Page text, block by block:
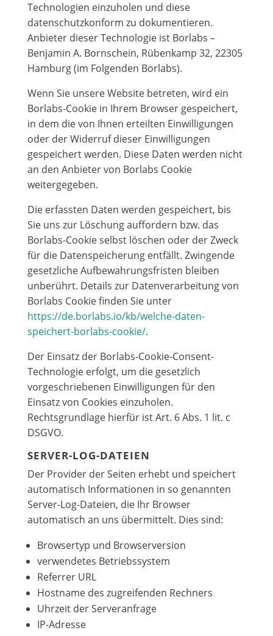
Technologien einzuholen und diese
datenschutzkonform zu dokumentieren.
Anbieter dieser Technologie ist Borlabs –
Benjamin A. Bornschein, Rübenkamp 32, 22305
Hamburg (im Folgenden Borlabs).
Wenn Sie unsere Website betreten, wird ein
Borlabs-Cookie in Ihrem Browser gespeichert,
in dem die von Ihnen erteilten Einwilligungen
oder der Widerruf dieser Einwilligungen
gespeichert werden. Diese Daten werden nicht
an den Anbieter von Borlabs Cookie
weitergegeben.
Die erfassten Daten werden gespeichert, bis
Sie uns zur Löschung auffordern bzw. das
Borlabs-Cookie selbst löschen oder der Zweck
für die Datenspeicherung entfällt. Zwingende
gesetzliche Aufbewahrungsfristen bleiben
unberührt. Details zur Datenverarbeitung von
Borlabs Cookie finden Sie unter
https://de.borlabs.io/kb/welche-daten-
speichert-borlabs-cookie/.
Der Einsatz der Borlabs-Cookie-Consent-
Technologie erfolgt, um die gesetzlich
vorgeschriebenen Einwilligungen für den
Einsatz von Cookies einzuholen.
Rechtsgrundlage hierfür ist Art. 6 Abs. 1 lit. c
DSGVO.
SERVER-LOG-DATEIEN
Der Provider der Seiten erhebt und speichert
automatisch Informationen in so genannten
Server-Log-Dateien, die Ihr Browser
automatisch an uns übermittelt. Dies sind:
Browsertyp und Browserversion
verwendetes Betriebssystem
Referrer URL
Hostname des zugreifenden Rechners
Uhrzeit der Serveranfrage
IP-Adresse